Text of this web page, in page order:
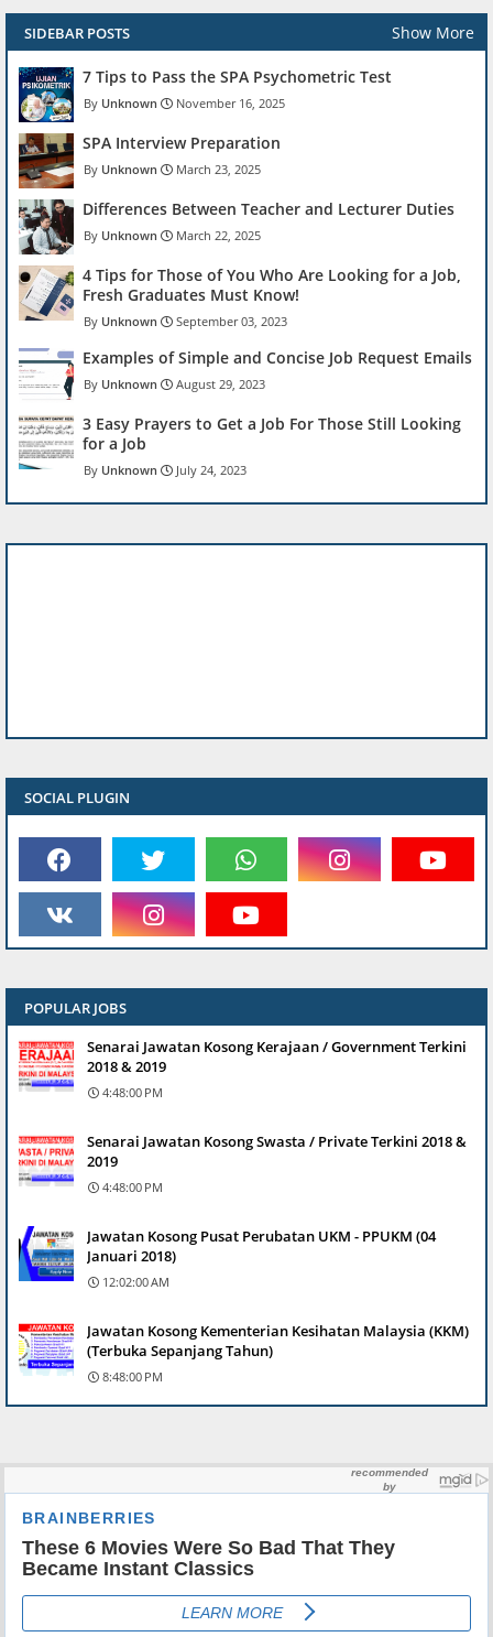
SIDEBAR POSTS Show More
7 Tips to Pass the SPA Psychometric Test
Unknown November 16, 2025
SPA Interview Preparation
Unknown March 23, 2025
Differences Between Teacher and Lecturer Duties
Unknown March 22, 2025
4 Tips for Those of You Who Are Looking for a Job,
Fresh Graduates Must Know!
Unknown September 03, 2023
Examples of Simple and Concise Job Request Emails
Unknown August 29, 2023
3 Easy Prayers to Get a Job For Those Still Looking
for a Job
Unknown July 24, 2023
SOCIAL PLUGIN
POPULAR JOBS
Senarai Jawatan Kosong Kerajaan / Government Terkini
2018 & 2019
4:48:00 PM
Senarai Jawatan Kosong Swasta / Private Terkini 2018 &
2019
4:48:00 PM
Jawatan Kosong Pusat Perubatan UKM - PPUKM (04
Januari 2018)
12:02:00 AM
Jawatan Kosong Kementerian Kesihatan Malaysia (KKM)
(Terbuka Sepanjang Tahun)
8:48:00 PM